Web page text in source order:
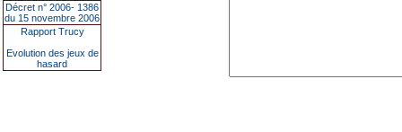
Décret n° 2006- 1386
du 15 novembre 2006
Rapport Trucy
Evolution des jeux de
hasard